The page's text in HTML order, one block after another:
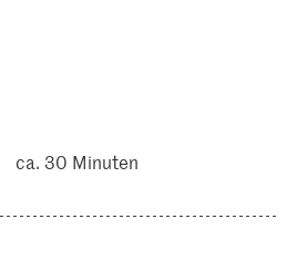
ca. 30 Minuten